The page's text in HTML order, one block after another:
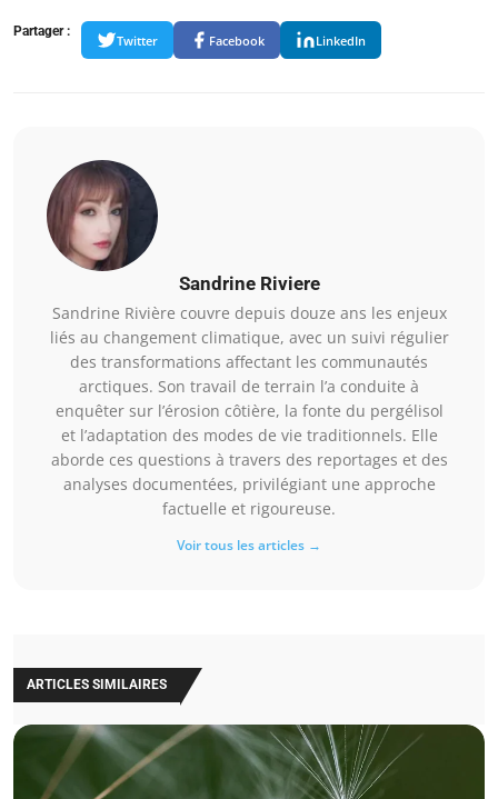
Partager :
Twitter Facebook LinkedIn
Sandrine Riviere
Sandrine Rivière couvre depuis douze ans les enjeux
liés au changement climatique, avec un suivi régulier
des transformations affectant les communautés
arctiques. Son travail de terrain l’a conduite à
enquêter sur l’érosion côtière, la fonte du pergélisol
et l’adaptation des modes de vie traditionnels. Elle
aborde ces questions à travers des reportages et des
analyses documentées, privilégiant une approche
factuelle et rigoureuse.
Voir tous les articles →
ARTICLES SIMILAIRES